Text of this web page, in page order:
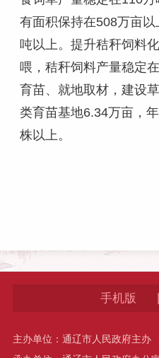
有面积保持在508万亩
吨以上。提升秸秆饲料
喂，秸秆饲料产量稳定
育苗、就地取材，建设
类育苗基地6.34万亩，
株以上。
手机版
主办单位：通辽市人民政府主办